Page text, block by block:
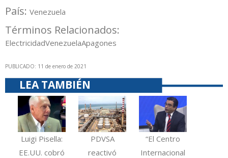
País: Venezuela
Términos Relacionados:
ElectricidadVenezuelaApagones
PUBLICADO: 11 de enero de 2021
LEA TAMBIÉN
Luigi Pisella:
EE.UU. cobró
PDVSA
reactivó
“El Centro
Internacional